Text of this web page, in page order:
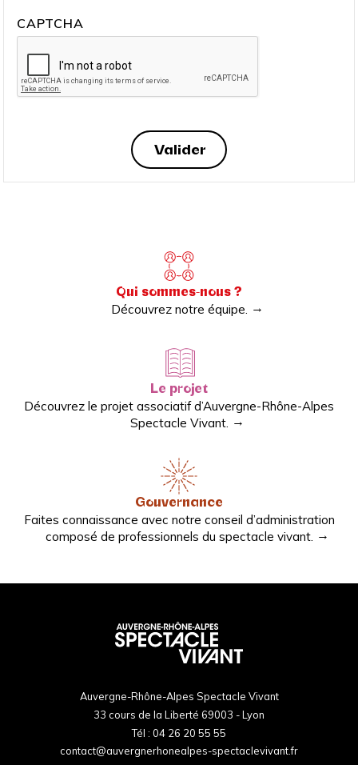
CAPTCHA
Qui sommes-nous ?
Découvrez notre équipe.
Le projet
Découvrez le projet associatif d’Auvergne-Rhône-Alpes
Spectacle Vivant.
Gouvernance
Faites connaissance avec notre conseil d’administration
composé de professionnels du spectacle vivant.
Auvergne-Rhône-Alpes Spectacle Vivant
33 cours de la Liberté 69003 - Lyon
Tél : 04 26 20 55 55
contact@auvergnerhonealpes-spectaclevivant.fr